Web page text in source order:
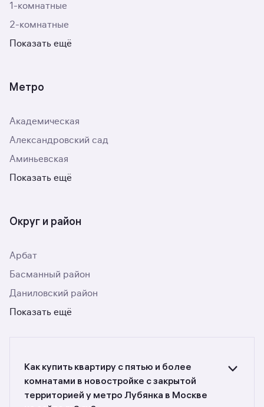
1-комнатные
2-комнатные
Показать ещё
Метро
Академическая
Александровский сад
Аминьевская
Показать ещё
Округ и район
Арбат
Басманный район
Даниловский район
Показать ещё
Как купить квартиру с пятью и более
комнатами в новостройке c закрытой
территорией у метро Лубянка в Москве